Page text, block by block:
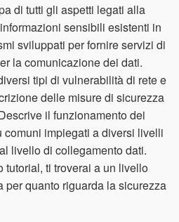
di tutti gli aspetti legati alla
sensibili esistenti in
sviluppati per fornire servizi di
la comunicazione dei dati.
tipi di vulnerabilità di rete e
delle misure di sicurezza
il funzionamento dei
impiegati a diversi livelli
livello di collegamento dati.
tutorial, ti troverai a un livello
per quanto riguarda la sicurezza